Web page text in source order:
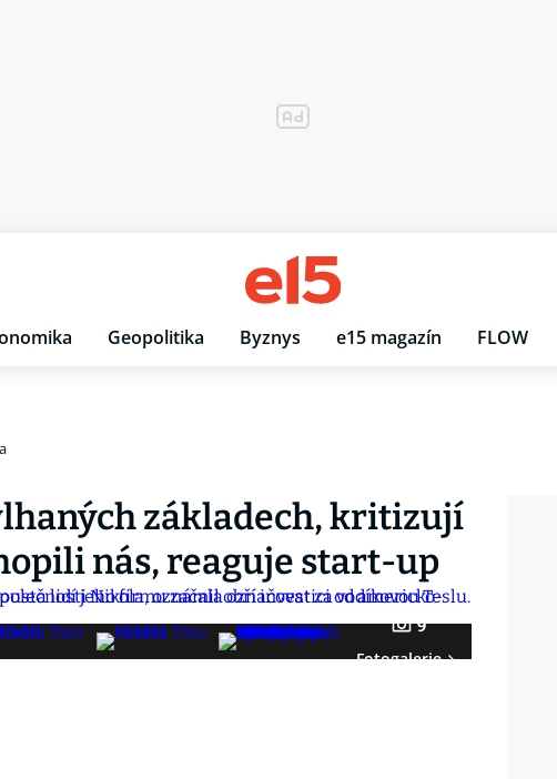
Geopolitika Byznys e15 magazín FLOW
základech, kritizují
nás, reaguje start-up
9
Fotogalerie